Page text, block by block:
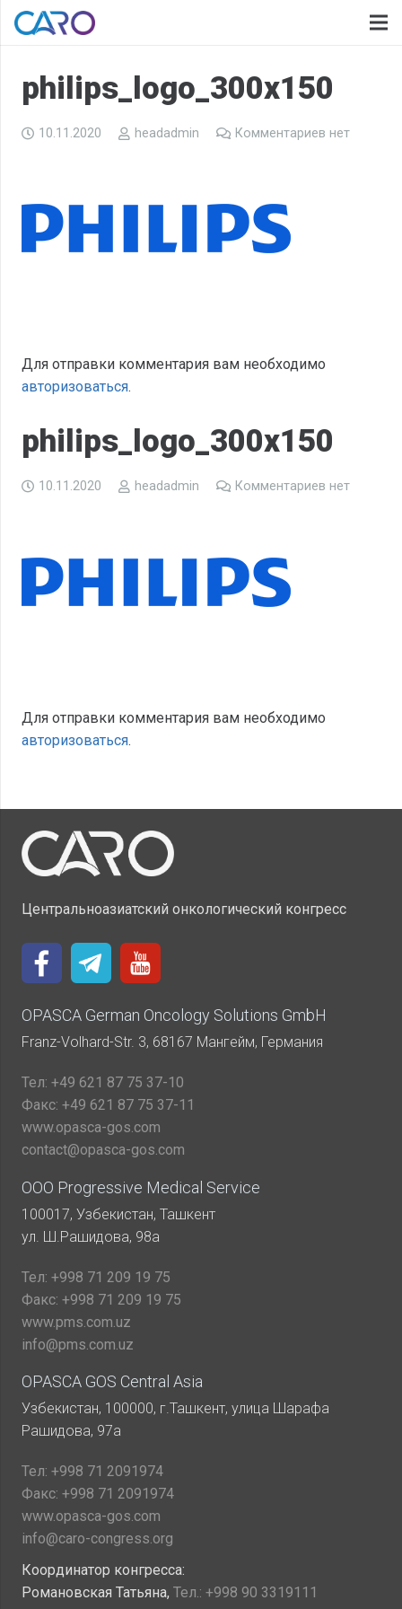
philips_logo_300x150
10.11.2020 headadmin Комментариев нет
Для отправки комментария вам необходимо
авторизоваться.
philips_logo_300x150
10.11.2020 headadmin Комментариев нет
Для отправки комментария вам необходимо
авторизоваться.
Центральноазиатский онкологический конгресс
OPASCA German Oncology Solutions GmbH
Franz-Volhard-Str. 3, 68167 Мангейм, Германия
Тел: +49 621 87 75 37-10
Факс: +49 621 87 75 37-11
www.opasca-gos.com
contact@opasca-gos.com
ООО Progressive Medical Service
100017, Узбекистан, Ташкент
ул. Ш.Рашидова, 98а
Тел: +998 71 209 19 75
Факс: +998 71 209 19 75
www.pms.com.uz
info@pms.com.uz
OPASCA GOS Central Asia
Узбекистан, 100000, г.Ташкент, улица Шарафа
Рашидова, 97а
Тел: +998 71 2091974
Факс: +998 71 2091974
www.opasca-gos.com
info@caro-congress.org
Координатор конгресса:
Романовская Татьяна, Тел.: +998 90 3319111